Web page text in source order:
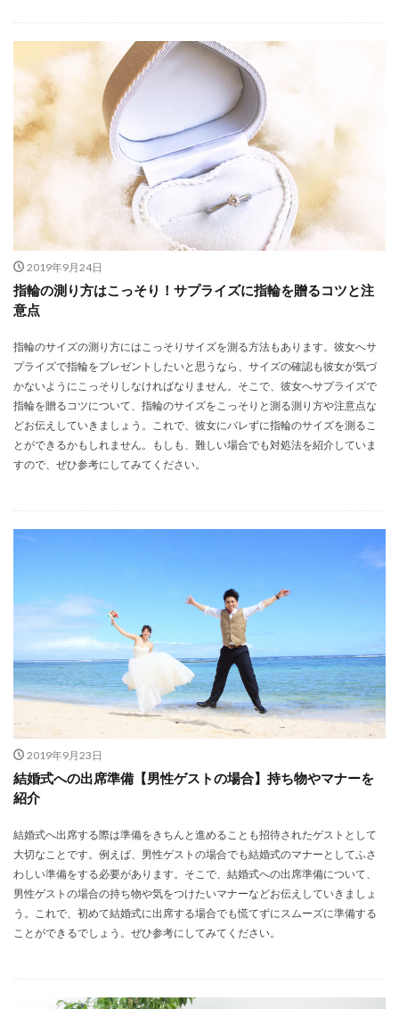
2019年9月24日
指輪の測り方はこっそり！サプライズに指輪を贈るコツと注
意点
指輪のサイズの測り方にはこっそりサイズを測る方法もあります。彼女へサ
プライズで指輪をプレゼントしたいと思うなら、サイズの確認も彼女が気づ
かないようにこっそりしなければなりません。そこで、彼女へサプライズで
指輪を贈るコツについて、指輪のサイズをこっそりと測る測り方や注意点な
どお伝えしていきましょう。これで、彼女にバレずに指輪のサイズを測るこ
とができるかもしれません。もしも、難しい場合でも対処法を紹介していま
すので、ぜひ参考にしてみてください。
2019年9月23日
結婚式への出席準備【男性ゲストの場合】持ち物やマナーを
紹介
結婚式へ出席する際は準備をきちんと進めることも招待されたゲストとして
大切なことです。例えば、男性ゲストの場合でも結婚式のマナーとしてふさ
わしい準備をする必要があります。そこで、結婚式への出席準備について、
男性ゲストの場合の持ち物や気をつけたいマナーなどお伝えしていきましょ
う。これで、初めて結婚式に出席する場合でも慌てずにスムーズに準備する
ことができるでしょう。ぜひ参考にしてみてください。